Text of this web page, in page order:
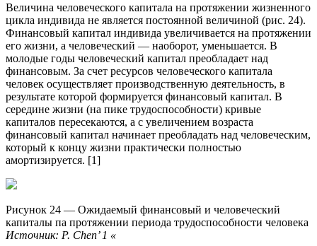
Величина человеческого капитала на протяжении жизненного
цикла индивида не является постоянной величиной (рис. 24).
Финансовый капитал индивида увеличивается на протяжении
его жизни, а человеческий — наоборот, уменьшается. В
молодые годы человеческий капитал преобладает над
финансовым. За счет ресурсов человеческого капитала
человек осуществляет производственную деятельность, в
результате которой формируется финансовый капитал. В
середине жизни (на пике трудоспособности) кривые
капиталов пересекаются, а с увеличением возраста
финансовый капитал начинает преобладать над человеческим,
который к концу жизни практически полностью
амортизируется. [1]
Рисунок 24 — Ожидаемый финансовый и человеческий
капиталы па протяжении периода трудоспособности человека
Источник: Р. Chen’ 1 «